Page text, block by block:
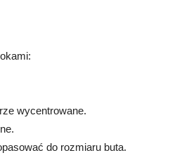
wycentrowane.
do rozmiaru buta.